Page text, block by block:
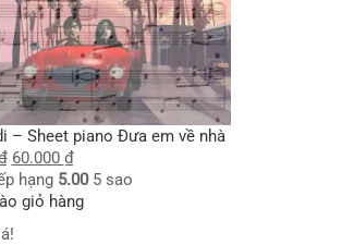
– Sheet piano Đưa em về nhà
60.000 ₫
hạng 5.005 sao
giỏ hàng